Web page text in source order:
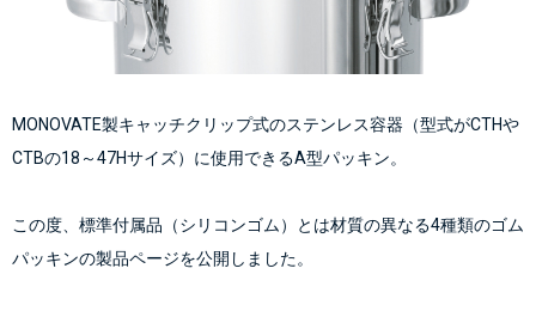
MONOVATE製キャッチクリップ式のステンレス容器（型式がCTHや
CTBの18～47Hサイズ）に使用できるA型パッキン。
この度、標準付属品（シリコンゴム）とは材質の異なる4種類のゴム
パッキンの製品ページを公開しました。